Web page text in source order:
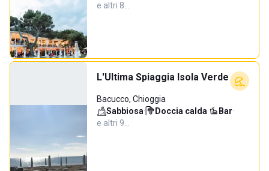
e altri 8…
L'Ultima Spiaggia Isola Verde
Bacucco, Chioggia
Sabbiosa· Doccia calda· Bar·
e altri 9…